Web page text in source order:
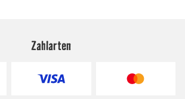
Zahlarten